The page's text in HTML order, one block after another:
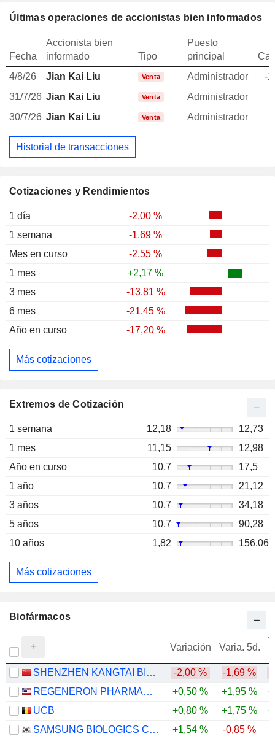
Cotizaciones y Rendimientos
1 día
-2,00 %
1 semana
-1,69 %
Mes en curso
-2,55 %
1 mes
+2,17 %
3 mes
-13,81 %
6 mes
-21,45 %
Año en curso
-17,20 %
Más cotizaciones
Extremos de Cotización
1 semana 12,18
12,73
1 mes
11,15
12,98
Año en curso
10,7
17,5
1 año
10,7
21,12
3 años
10,7
34,18
5 años
10,7
90,28
10 años
1,82 156,06
Más cotizaciones
Últimas operaciones de accionistas bien informados
Fecha
Accionista bien
informado
Tipo
Puesto
principal
4/8/26
Jian Kai Liu Venta Administrador
-
31/7/26 Jian Kai Liu Venta Administrador
30/7/26 Jian Kai Liu Venta Administrador
Historial de transacciones
Biofármacos
Variación Varia. 5d.
SHENZHEN KANGTAI BIOLOGICAL PRODUCTS CO., LTD. -2,00 % -1,69 %
REGENERON PHARMACEUTICALS, INC.
+0,50 % +1,95 %
UCB
+0,80 % +1,75 %
SAMSUNG BIOLOGICS CO.,LTD.
+1,54 % -0,85 %